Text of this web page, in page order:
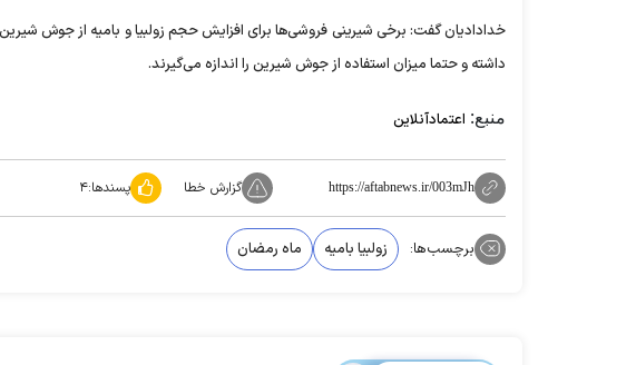
خدادادیان گفت: برخی شیرینی فروشی‌ها برای افزایش حجم زولبیا و بامیه از جوش
داشته و حتما میزان استفاده از جوش شیرین را اندازه می‌گیرند.
منبع: اعتمادآنلاین
https://aftabnews.ir/003mJh گزارش خطا پسندها:۴
برچسب‌ها: زولبیا بامیه ماه رمضان